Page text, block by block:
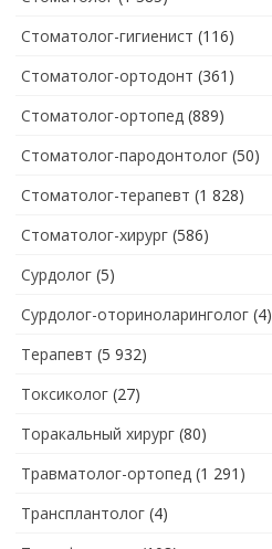
Стоматолог-гигиенист (116)
Стоматолог-ортодонт (361)
Стоматолог-ортопед (889)
Стоматолог-пародонтолог (50)
Стоматолог-терапевт (1 828)
Стоматолог-хирург (586)
Сурдолог (5)
Сурдолог-оториноларинголог (4)
Терапевт (5 932)
Токсиколог (27)
Торакальный хирург (80)
Травматолог-ортопед (1 291)
Трансплантолог (4)